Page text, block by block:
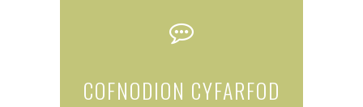
COFNODION CYFARFOD